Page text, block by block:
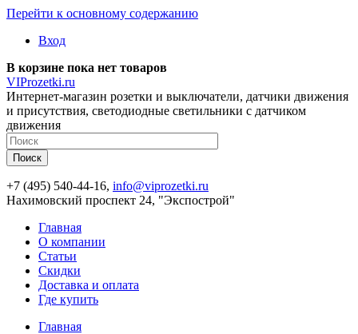
Перейти к основному содержанию
Вход
В корзине пока нет товаров
VIProzetki.ru
Интернет-магазин розетки и выключатели, датчики движения
и присутствия, светодиодные светильники с датчиком
движения
+7 (495) 540-44-16, info@viprozetki.ru
Нахимовский проспект 24, "Экспострой"
Главная
О компании
Статьи
Скидки
Доставка и оплата
Где купить
Главная